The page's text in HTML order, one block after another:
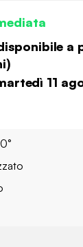
a
)
11